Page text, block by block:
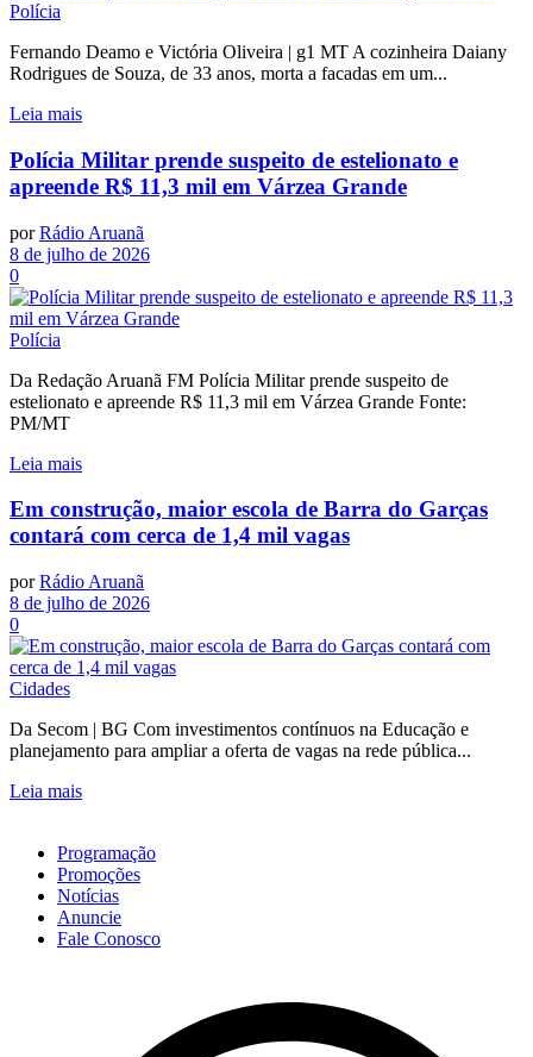
Polícia
Fernando Deamo e Victória Oliveira | g1 MT A cozinheira Daiany
Rodrigues de Souza, de 33 anos, morta a facadas em um...
Leia mais
Polícia Militar prende suspeito de estelionato e
apreende R$ 11,3 mil em Várzea Grande
por Rádio Aruanã
8 de julho de 2026
0
Polícia
Da Redação Aruanã FM Polícia Militar prende suspeito de
estelionato e apreende R$ 11,3 mil em Várzea Grande Fonte:
PM/MT
Leia mais
Em construção, maior escola de Barra do Garças
contará com cerca de 1,4 mil vagas
por Rádio Aruanã
8 de julho de 2026
0
Cidades
Da Secom | BG Com investimentos contínuos na Educação e
planejamento para ampliar a oferta de vagas na rede pública...
Leia mais
Programação
Promoções
Notícias
Anuncie
Fale Conosco